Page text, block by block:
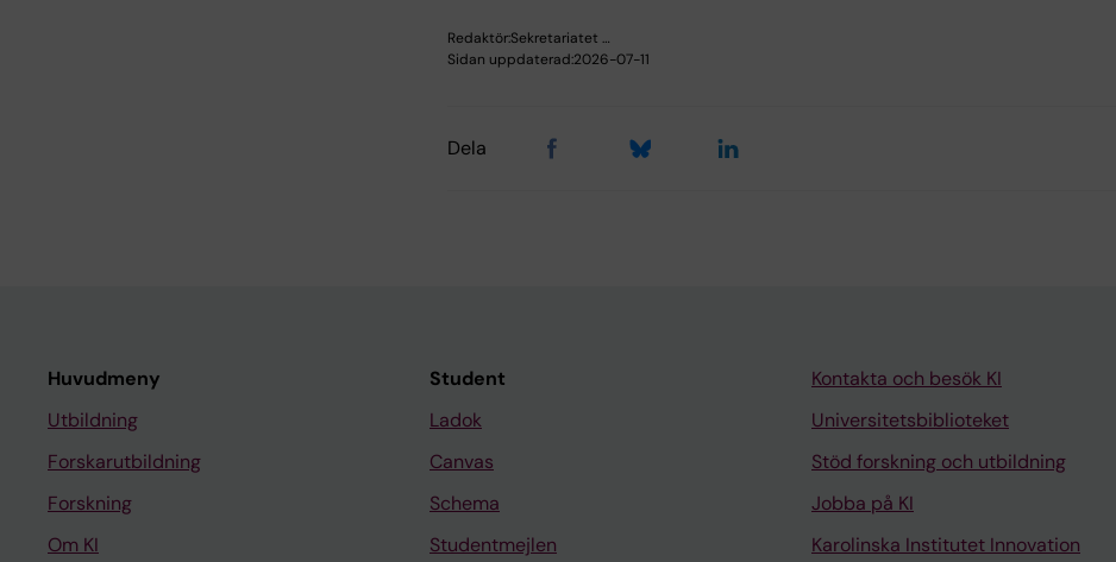
Redaktör:Sekretariatet …
Sidan uppdaterad:2026-07-11
Dela
Huvudmeny
Utbildning
Forskarutbildning
Forskning
Om KI
Student
Ladok
Canvas
Schema
Studentmejlen
Kontakta och besök KI
Universitetsbiblioteket
Stöd forskning och utbildning
Jobba på KI
Karolinska Institutet Innovation